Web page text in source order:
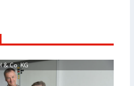
& Co. KG